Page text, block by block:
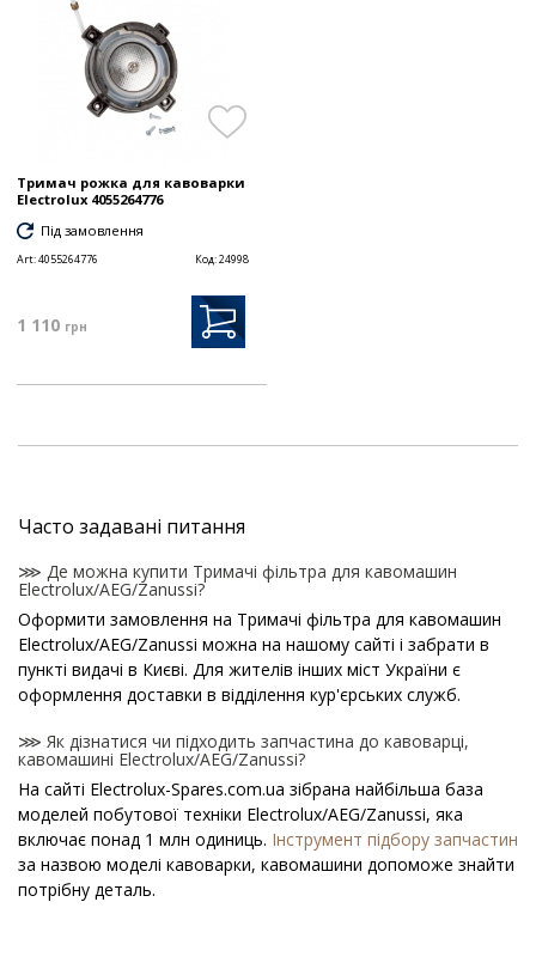
Тримач рожка для кавоварки
Electrolux 4055264776
Під замовлення
Art:4055264776 Код:24998
1 110 грн
Часто задавані питання
⋙ Де можна купити Тримачі фільтра для кавомашин
Electrolux/AEG/Zanussi?
Оформити замовлення на Тримачі фільтра для кавомашин
Electrolux/AEG/Zanussi можна на нашому сайті і забрати в
пункті видачі в Києві. Для жителів інших міст України є
оформлення доставки в відділення кур'єрських служб.
⋙ Як дізнатися чи підходить запчастина до кавоварці,
кавомашині Electrolux/AEG/Zanussi?
На сайті Electrolux-Spares.com.ua зібрана найбільша база
моделей побутової техніки Electrolux/AEG/Zanussi, яка
включає понад 1 млн одиниць. Інструмент підбору запчастин
за назвою моделі кавоварки, кавомашини допоможе знайти
потрібну деталь.